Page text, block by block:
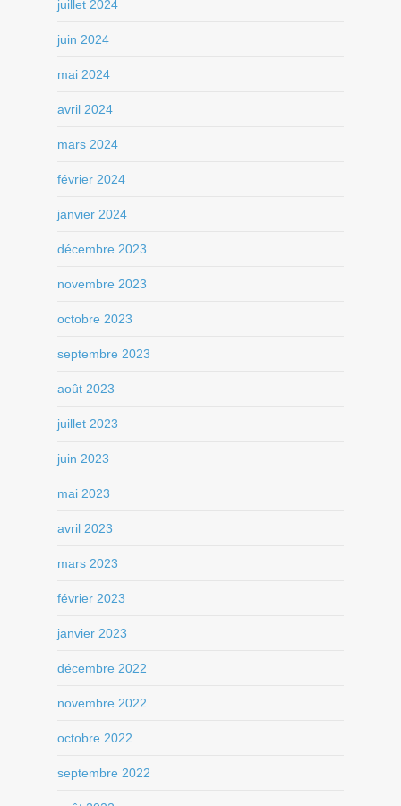
juillet 2024
juin 2024
mai 2024
avril 2024
mars 2024
février 2024
janvier 2024
décembre 2023
novembre 2023
octobre 2023
septembre 2023
août 2023
juillet 2023
juin 2023
mai 2023
avril 2023
mars 2023
février 2023
janvier 2023
décembre 2022
novembre 2022
octobre 2022
septembre 2022